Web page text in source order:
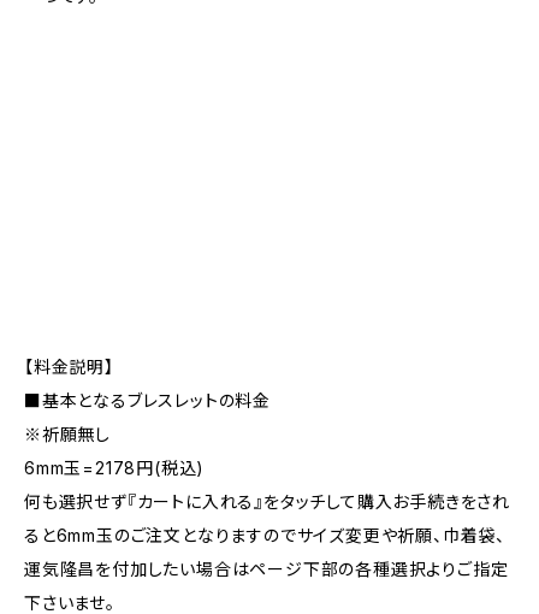
【料金説明】
■基本となるブレスレットの料金
※祈願無し
6mm玉=2178円(税込)
何も選択せず『カートに入れる』をタッチして購入お手続きをされ
ると6mm玉のご注文となりますのでサイズ変更や祈願、巾着袋、
運気隆昌を付加したい場合はページ下部の各種選択よりご指定
下さいませ。